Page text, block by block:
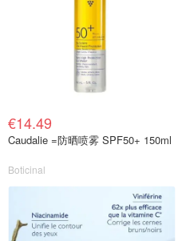
€14.49
Caudalie =防晒喷雾 SPF50+ 150ml
Boticinal